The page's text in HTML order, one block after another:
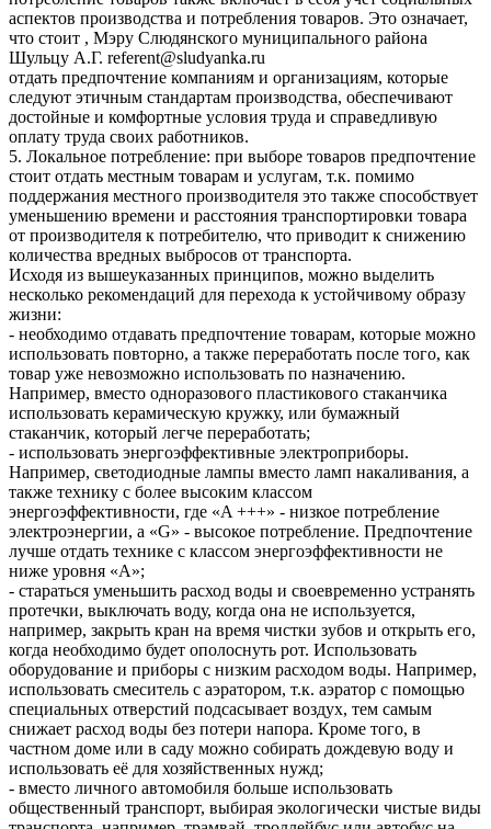
аспектов производства и потребления товаров. Это означает,
что стоит , Мэру Слюдянского муниципального района
Шульцу А.Г. referent@sludyanka.ru
отдать предпочтение компаниям и организациям, которые
следуют этичным стандартам производства, обеспечивают
достойные и комфортные условия труда и справедливую
оплату труда своих работников.
5. Локальное потребление: при выборе товаров предпочтение
стоит отдать местным товарам и услугам, т.к. помимо
поддержания местного производителя это также способствует
уменьшению времени и расстояния транспортировки товара
от производителя к потребителю, что приводит к снижению
количества вредных выбросов от транспорта.
Исходя из вышеуказанных принципов, можно выделить
несколько рекомендаций для перехода к устойчивому образу
жизни:
- необходимо отдавать предпочтение товарам, которые можно
использовать повторно, а также переработать после того, как
товар уже невозможно использовать по назначению.
Например, вместо одноразового пластикового стаканчика
использовать керамическую кружку, или бумажный
стаканчик, который легче переработать;
- использовать энергоэффективные электроприборы.
Например, светодиодные лампы вместо ламп накаливания, а
также технику с более высоким классом
энергоэффективности, где «A +++» - низкое потребление
электроэнергии, а «G» - высокое потребление. Предпочтение
лучше отдать технике с классом энергоэффективности не
ниже уровня «А»;
- стараться уменьшить расход воды и своевременно устранять
протечки, выключать воду, когда она не используется,
например, закрыть кран на время чистки зубов и открыть его,
когда необходимо будет ополоснуть рот. Использовать
оборудование и приборы с низким расходом воды. Например,
использовать смеситель с аэратором, т.к. аэратор с помощью
специальных отверстий подсасывает воздух, тем самым
снижает расход воды без потери напора. Кроме того, в
частном доме или в саду можно собирать дождевую воду и
использовать её для хозяйственных нужд;
- вместо личного автомобиля больше использовать
общественный транспорт, выбирая экологически чистые виды